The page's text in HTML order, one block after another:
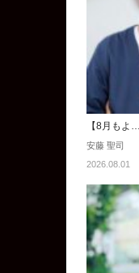
【8月もよ…
安藤 聖司
2026.08.01